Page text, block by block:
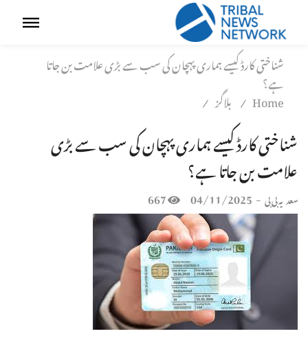
شناختی کارڈ کیسے ہماری پہچان کی سب سے بڑی علامت بن جاتا
ہے؟
Home
/ بلاگز /
شناختی کارڈ کیسے ہماری پہچان کی سب سے بڑی
علامت بن جاتا ہے؟
سعدیہ بی بی -
04/11/2025